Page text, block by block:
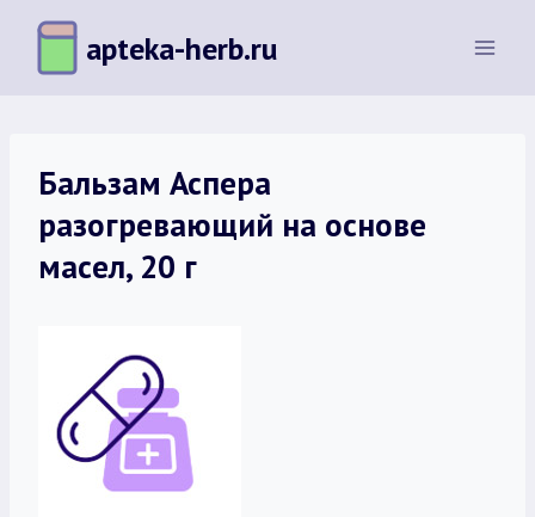
Перейти
содержимому
apteka-herb.ru
Бальзам Аспера
разогревающий на основе
масел, 20 г